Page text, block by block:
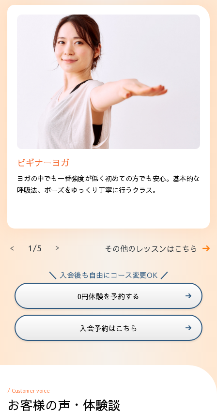
ビギナーヨガ
ヨガの中でも一番強度が低く初めての方でも安心。基本的な
呼吸法、ポーズをゆっくり丁寧に行うクラス。
1/5 その他のレッスンはこちら
入会後も自由にコース変更OK
0円体験を予約する
入会予約はこちら
/ Customer voice
お客様の声・体験談